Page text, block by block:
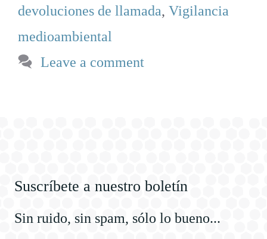
devoluciones de llamada, Vigilancia
medioambiental
Leave a comment
Suscríbete a nuestro boletín
Sin ruido, sin spam, sólo lo bueno...